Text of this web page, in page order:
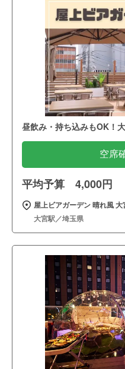
昼飲み・持ち込みもOK！
空席
平均予算 4,000円
屋上ビアガーデン 晴れ風 大
大宮駅／埼玉県